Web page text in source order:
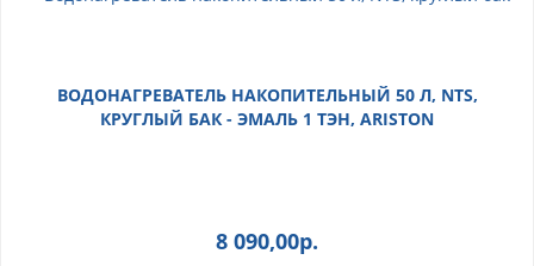
ВОДОНАГРЕВАТЕЛЬ НАКОПИТЕЛЬНЫЙ 50 Л, NTS,
КРУГЛЫЙ БАК - ЭМАЛЬ 1 ТЭН, ARISTON
8 090,00р.